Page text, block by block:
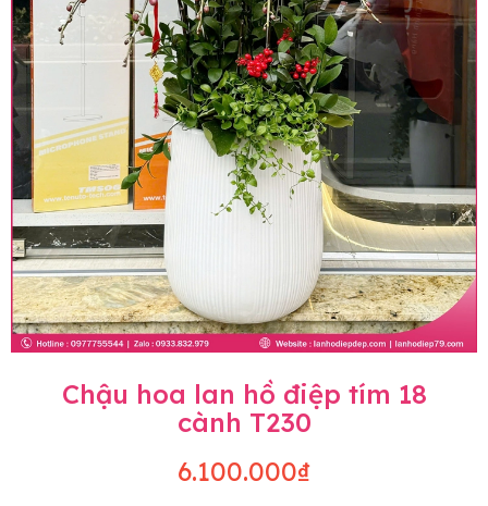
Chậu hoa lan hồ điệp tím 18
cành T230
6.100.000₫